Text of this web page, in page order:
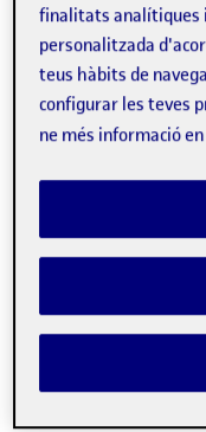
Semestre 20211 - Aula 1
23
PAC 4:
Publicat per
Nil Espuña
Data de
PAC4 - Aplicació …
finalitats analítiques
personalitzada
teus hàbits de
configurar les teves
ne més informació